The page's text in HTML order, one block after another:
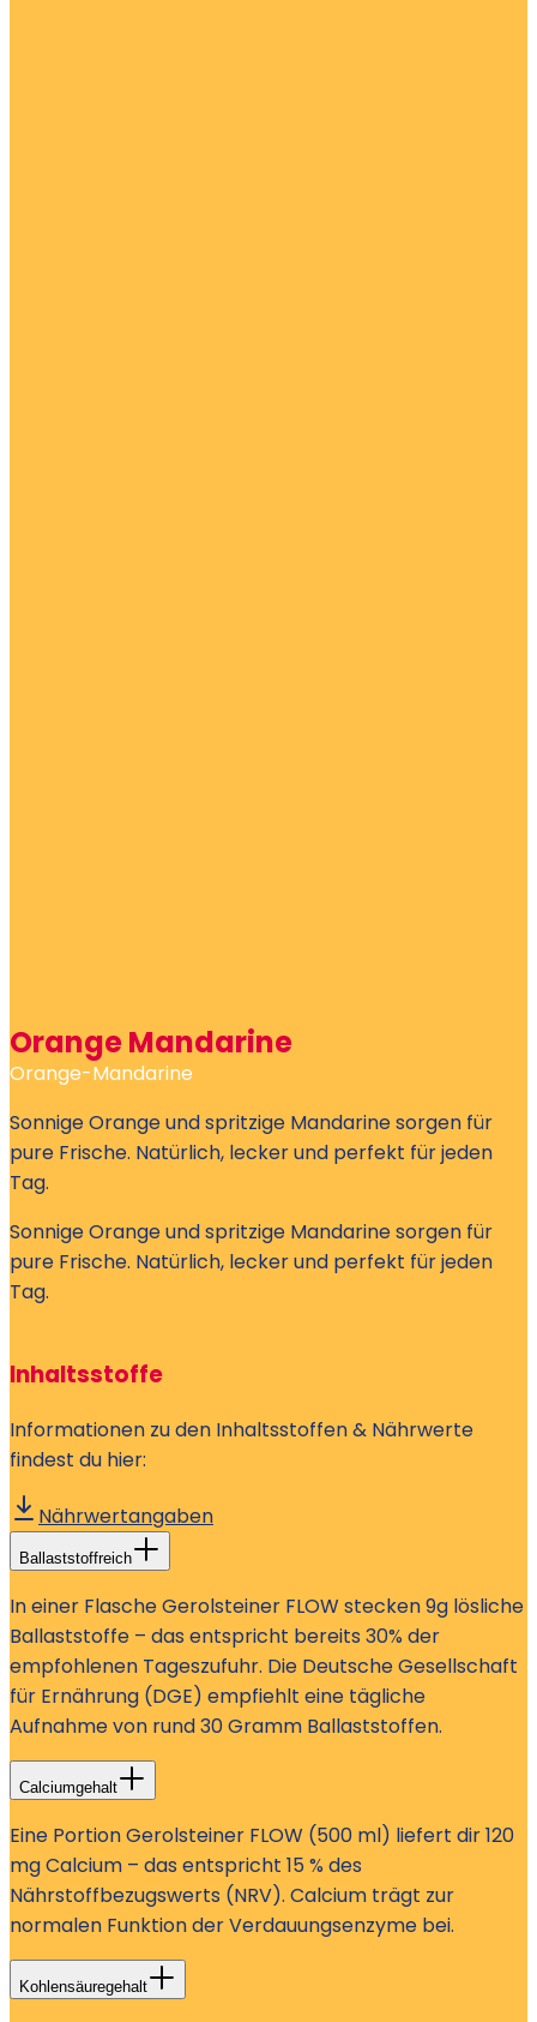
Orange Mandarine
Orange-Mandarine
Sonnige Orange und spritzige Mandarine sorgen für
pure Frische. Natürlich, lecker und perfekt für jeden
Tag.
Sonnige Orange und spritzige Mandarine sorgen für
pure Frische. Natürlich, lecker und perfekt für jeden
Tag.
Inhaltsstoffe
Informationen zu den Inhaltsstoffen & Nährwerte
findest du hier:
Nährwertangaben
Ballaststoffreich
In einer Flasche Gerolsteiner FLOW stecken 9g lösliche
Ballaststoffe – das entspricht bereits 30% der
empfohlenen Tageszufuhr. Die Deutsche Gesellschaft
für Ernährung (DGE) empfiehlt eine tägliche
Aufnahme von rund 30 Gramm Ballaststoffen.
Calciumgehalt
Eine Portion Gerolsteiner FLOW (500 ml) liefert dir 120
mg Calcium – das entspricht 15 % des
Nährstoffbezugswerts (NRV). Calcium trägt zur
normalen Funktion der Verdauungsenzyme bei.
Kohlensäuregehalt